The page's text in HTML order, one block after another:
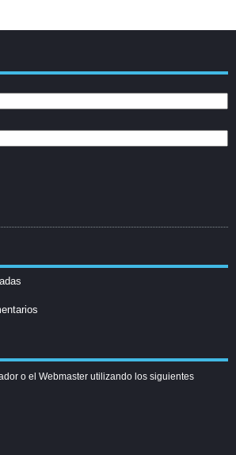
o el Webmaster utilizando los siguientes